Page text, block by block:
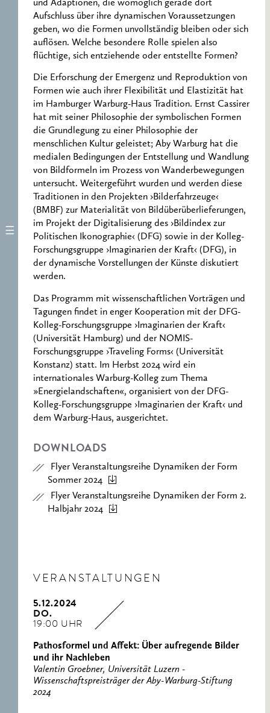
und Adaptionen, die womöglich gerade dort
Aufschluss über ihre dynamischen Voraussetzungen
geben, wo die Formen unvollständig bleiben oder sich
auflösen. Welche besondere Rolle spielen also
flüchtige, sich entziehende oder entstellte Formen?
Die Erforschung der Emergenz und Reproduktion von
Formen wie auch ihrer Flexibilität und Elastizität hat
im Hamburger Warburg-Haus Tradition. Ernst Cassirer
hat mit seiner Philosophie der symbolischen Formen
die Grundlegung zu einer Philosophie der
menschlichen Kultur geleistet; Aby Warburg hat die
medialen Bedingungen der Entstellung und Wandlung
von Bildformeln im Prozess von Wanderbewegungen
untersucht. Weitergeführt wurden und werden diese
Traditionen in den Projekten ›Bilderfahrzeuge‹
(BMBF) zur Materialität von Bildüberüberlieferungen,
im Projekt der Digitalisierung des ›Bildindex zur
Politischen Ikonographie‹ (DFG) sowie in der Kolleg-
Forschungsgruppe ›Imaginarien der Kraft‹ (DFG), in
der dynamische Vorstellungen der Künste diskutiert
werden.
Das Programm mit wissenschaftlichen Vorträgen und
Tagungen findet in enger Kooperation mit der DFG-
Kolleg-Forschungsgruppe ›Imaginarien der Kraft‹
(Universität Hamburg) und der NOMIS-
Forschungsgruppe ›Traveling Forms‹ (Universität
Konstanz) statt. Im Herbst 2024 wird ein
internationales Warburg-Kolleg zum Thema
»Energielandschaften«, organisiert von der DFG-
Kolleg-Forschungsgruppe ›Imaginarien der Kraft‹ und
dem Warburg-Haus, ausgerichtet.
DOWNLOADS
Flyer Veranstaltungsreihe Dynamiken der Form
Sommer 2024
Flyer Veranstaltungsreihe Dynamiken der Form 2.
Halbjahr 2024
VERANSTALTUNGEN
5.12.2024
DO.
19:00 UHR
Pathosformel und Affekt: Über aufregende Bilder
und ihr Nachleben
Valentin Groebner, Universität Luzern -
Wissenschaftspreisträger der Aby-Warburg-Stiftung
2024